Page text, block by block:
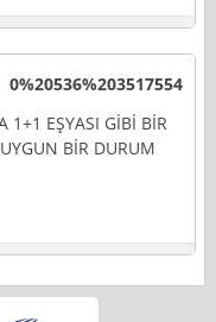
0%20536%203517554
1+1 EŞYASI GİBİ BİR
BİR DURUM